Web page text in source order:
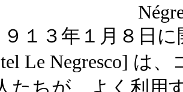
９１３年１月８日
Le Negresco] は
たちが、よく利用